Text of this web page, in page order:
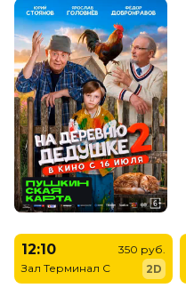
12:10
Зал Терминал C
350 руб.
2D